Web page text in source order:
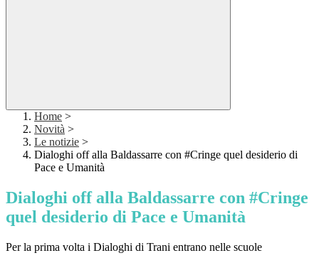
Home >
Novità >
Le notizie >
Dialoghi off alla Baldassarre con #Cringe quel desiderio di
Pace e Umanità
Dialoghi off alla Baldassarre con #Cringe
quel desiderio di Pace e Umanità
Per la prima volta i Dialoghi di Trani entrano nelle scuole